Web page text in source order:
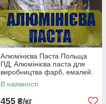
Алюмінієва Паста Польща
ПД, Алюмінієва паста для
виробництва фарб, емалей.
В наявності
455 ₴/кг